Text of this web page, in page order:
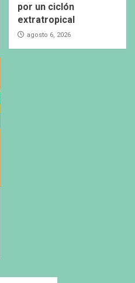
por un ciclón
extratropical
agosto 6, 2026